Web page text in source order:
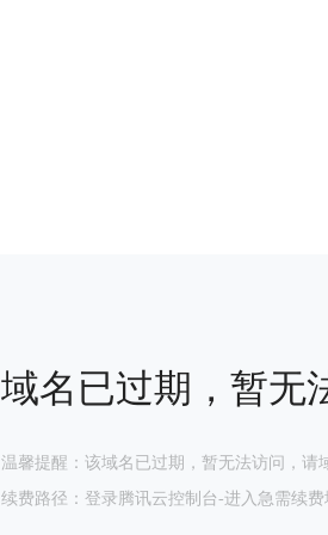
域名已过期，暂无
温馨提醒：该域名已过期，暂无法访问，
续费路径：登录腾讯云控制台-进入急需续